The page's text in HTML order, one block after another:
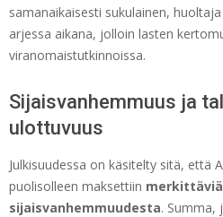
samanaikaisesti sukulainen,
arjessa aikana, jolloin lasten
viranomaistutkinnoissa.
Sijaisvanhemmuus ja
ulottuvuus
Julkisuudessa on käsitelty sitä, että
puolisolleen maksettiin
sijaisvanhemmuudesta. Summa,